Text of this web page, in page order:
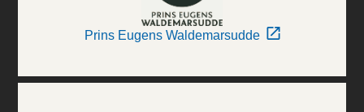
Prins Eugens Waldemarsudde